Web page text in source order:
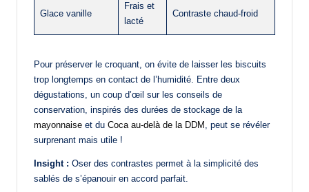
Glace vanille
Frais et
lacté
Contraste chaud-froid
Pour préserver le croquant, on évite de laisser les biscuits
trop longtemps en contact de l’humidité. Entre deux
dégustations, un coup d’œil sur les conseils de
conservation, inspirés des durées de stockage de la
mayonnaise et du Coca au-delà de la DDM , peut se révéler
surprenant mais utile !
Insight : Oser des contrastes permet à la simplicité des
sablés de s’épanouir en accord parfait.